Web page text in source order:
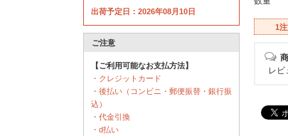
出荷予定日：2026年08月10日
ご注意
【ご利用可能なお支払方法】
・クレジットカード
・後払い（コンビニ・郵便振替・銀行振
込）
・代金引換
・d払い
1
レビ